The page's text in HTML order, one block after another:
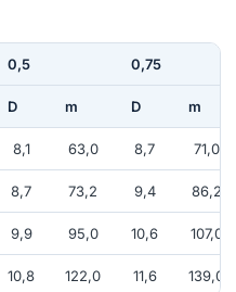
0,5 0,75
D m D m
8,1 63,0 8,7 71,0
8,7 73,2 9,4 86,2
9,9 95,0 10,6 107,0
10,8 122,0 11,6 139,0